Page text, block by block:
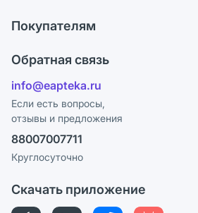
Ответы на вопросы
Блог
Карьера
Поставщики
Лицензия
Реклама на сайте
Ваши товары на ЕАПТЕКЕ
Покупателям
Программа СберСпасибо
Политика конфиденциальности
Пользовательское соглашение
Политика рекомендаций
Этика и соответствие
Обратная связь
info@eapteka.ru
Если есть вопросы,
отзывы и предложения
88007007711
Круглосуточно
Скачать приложение